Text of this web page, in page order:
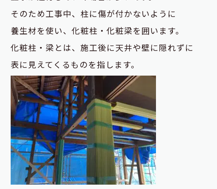
そのため工事中、柱に傷が付かないように
養生材を使い、化粧柱・化粧梁を囲います。
化粧柱・梁とは、施工後に天井や壁に隠れずに
表に見えてくるものを指します。